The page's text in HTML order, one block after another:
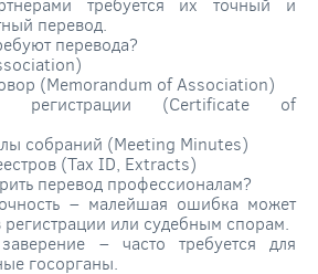
перевод.
перевода?
(Memorandum of Association)
о регистрации (Certificate of
собраний (Meeting Minutes)
(Tax ID, Extracts)
перевод профессионалам?
– малейшая ошибка может
регистрации или судебным спорам.
– часто требуется для
госорганы.